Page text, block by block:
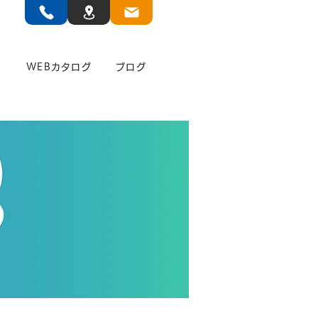
WEBカタログ ブログ